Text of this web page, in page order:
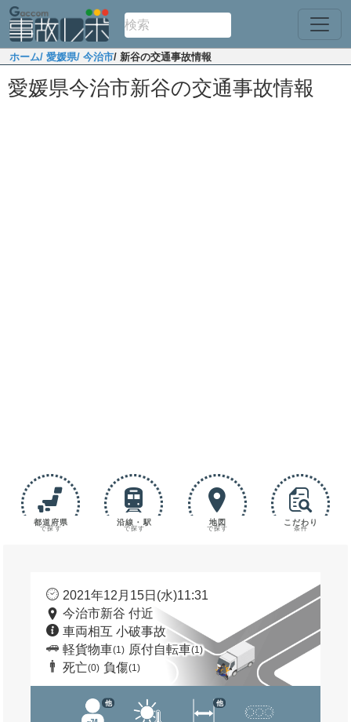
ホーム/ 愛媛県/ 今治市/ 新谷の交通事故情報
愛媛県今治市新谷の交通事故情報
都道府県
で探す
沿線・駅
で探す
地図
で探す
こだわり
条件
2021年12月15日(水)11:31
今治市新谷 付近
車両相互 小破事故
軽貨物車(1) 原付自転車(1)
死亡(0) 負傷(1)
他 他